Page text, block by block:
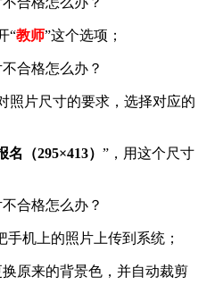
“教师”这个选项；
照片尺寸的要求，选择对应的
（295×413） ”，用这个尺寸
手机上的照片上传到系统；
原来的背景色，并自动裁剪